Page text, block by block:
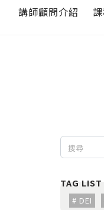
講師顧問介紹
DEI